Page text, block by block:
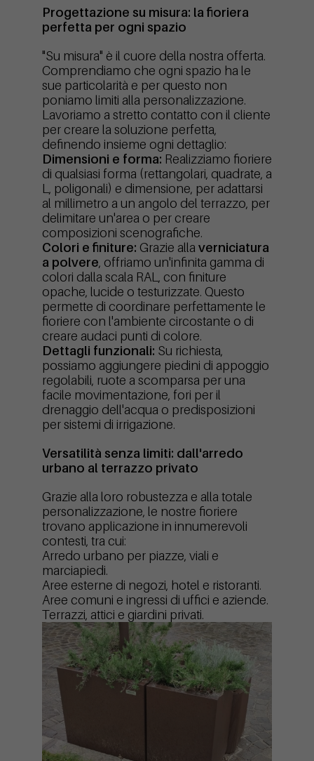
Progettazione su misura: la fioriera
perfetta per ogni spazio
"Su misura" è il cuore della nostra offerta.
Comprendiamo che ogni spazio ha le
sue particolarità e per questo non
poniamo limiti alla personalizzazione.
Lavoriamo a stretto contatto con il cliente
per creare la soluzione perfetta,
definendo insieme ogni dettaglio:
Dimensioni e forma: Realizziamo fioriere
di qualsiasi forma (rettangolari, quadrate, a
L, poligonali) e dimensione, per adattarsi
al millimetro a un angolo del terrazzo, per
delimitare un'area o per creare
composizioni scenografiche.
Colori e finiture: Grazie alla verniciatura
a polvere, offriamo un'infinita gamma di
colori dalla scala RAL, con finiture
opache, lucide o testurizzate. Questo
permette di coordinare perfettamente le
fioriere con l'ambiente circostante o di
creare audaci punti di colore.
Dettagli funzionali: Su richiesta,
possiamo aggiungere piedini di appoggio
regolabili, ruote a scomparsa per una
facile movimentazione, fori per il
drenaggio dell'acqua o predisposizioni
per sistemi di irrigazione.
Versatilità senza limiti: dall'arredo
urbano al terrazzo privato
Grazie alla loro robustezza e alla totale
personalizzazione, le nostre fioriere
trovano applicazione in innumerevoli
contesti, tra cui:
Arredo urbano per piazze, viali e
marciapiedi.
Aree esterne di negozi, hotel e ristoranti.
Aree comuni e ingressi di uffici e aziende.
Terrazzi, attici e giardini privati.